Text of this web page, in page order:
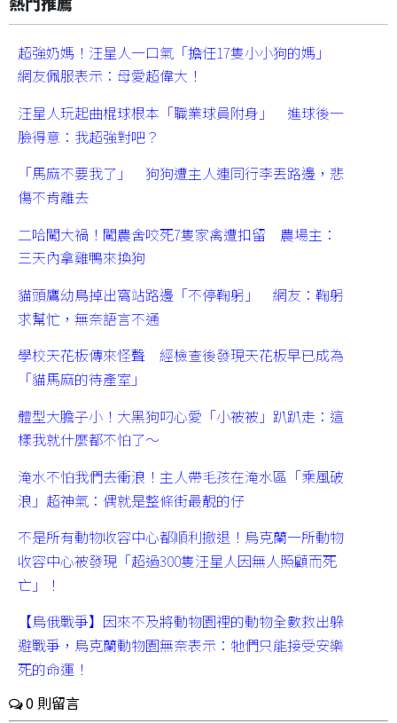
超強奶媽！汪星人一口氣「擔任17隻小小狗的媽」
網友佩服表示：母愛超偉大！
汪星人玩起曲棍球根本「職業球員附身」 進球後一
臉得意：我超強對吧？
「馬麻不要我了」 狗狗遭主人連同行李丟路邊，悲
傷不肯離去
二哈闖大禍！闖農舍咬死7隻家禽遭扣留 農場主：
三天內拿雞鴨來換狗
貓頭鷹幼鳥掉出窩站路邊「不停鞠躬」 網友：鞠躬
求幫忙，無奈語言不通
學校天花板傳來怪聲 經檢查後發現天花板早已成為
「貓馬麻的待產室」
體型大膽子小！大黑狗叼心愛「小被被」趴趴走：這
樣我就什麼都不怕了～
淹水不怕我們去衝浪！主人帶毛孩在淹水區「乘風破
浪」超神氣：偶就是整條街最靚的仔
不是所有動物收容中心都順利撤退！烏克蘭一所動物
收容中心被發現「超過300隻汪星人因無人照顧而死
亡」！
【烏俄戰爭】因來不及將動物園裡的動物全數救出躲
避戰爭，烏克蘭動物園無奈表示：牠們只能接受安樂
死的命運！